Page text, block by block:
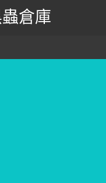
倉庫